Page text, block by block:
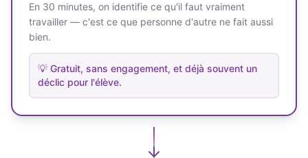
En 30 minutes, on identifie ce qu'il faut vraiment
travailler — c'est ce que personne d'autre ne fait aussi
bien.
💡 Gratuit, sans engagement, et déjà souvent un
déclic pour l'élève.